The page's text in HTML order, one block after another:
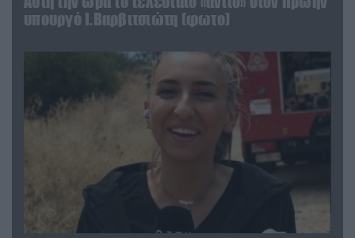
υπουργό Ι.Βαρβιτσιώτη (φωτο)